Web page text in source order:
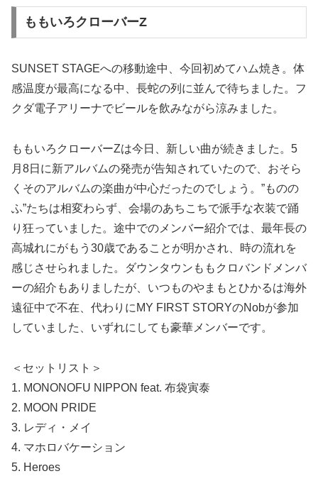
ももいろクローバーZ
SUNSET STAGEへの移動途中、今回初めてハム焼き。体
感温度が最高になる中、長蛇の列に並んで待ちました。フ
クダ電子アリーナでビールを飲みながら涼みました。
ももいろクローバーZは今日、新しい曲が続きました。5
月8日に新アルバムの発売が告知されていたので、おそら
くそのアルバムの楽曲が中心だったのでしょう。”ものの
ふ”たちは相変わらず、会場のあちこちで派手な衣装で踊
り狂っていました。途中でのメンバー紹介では、最年長の
高城れにがもう30歳であることが明かされ、時の流れを
感じさせられました。ダウンタウンももクロバンドメンバ
ーの紹介もありましたが、いつものやまもとひかるは海外
遠征中で不在、代わりにMY FIRST STORYのNobが参加
していました、いずれにしても豪華メンバーです。
＜セットリスト＞
1. MONONOFU NIPPON feat. 布袋寅泰
2. MOON PRIDE
3. レディ・メイ
4. マホロバケーション
5. Heroes